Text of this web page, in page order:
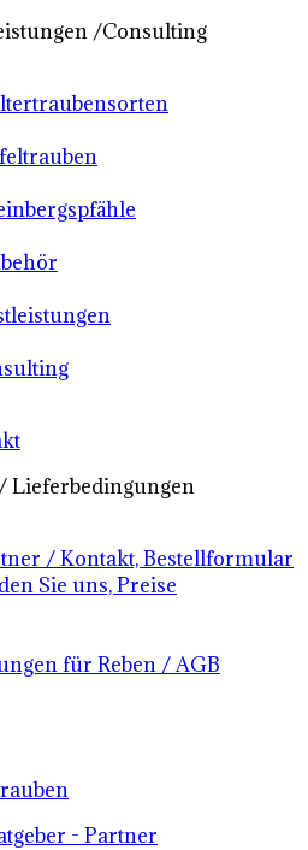
/Consulting
Lieferbedingungen
/ Kontakt, Bestellformular
Sie uns, Preise
für Reben / AGB
- Partner